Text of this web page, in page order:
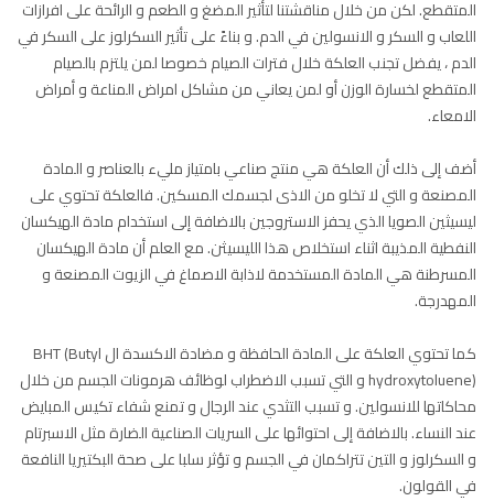
المتقطع. لكن من خلال مناقشتنا لتأثير المضغ و الطعم و الرائحة على افرازات
اللعاب و السكر و الانسولين في الدم. و بناءً على تأثير السكرلوز على السكر في
الدم ، يفضل تجنب العلكة خلال فترات الصيام خصوصا لمن يلتزم بالصيام
المتقطع لخسارة الوزن أو لمن يعاني من مشاكل امراض المناعة و أمراض
الامعاء.
أضف إلى ذلك أن العلكة هي منتج صناعي بامتياز مليء بالعناصر و المادة
المصنعة و التي لا تخلو من الاذى لجسمك المسكين. فالعلكة تحتوي على
ليسيثين الصويا الذي يحفز الاستروجين بالاضافة إلى استخدام مادة الهيكسان
النفطية المذيبة اثناء استخلاص هذا الليسيثن. مع العلم أن مادة الهيكسان
المسرطنة هي المادة المستخدمة لاذابة الاصماغ في الزيوت المصنعة و
المهدرجة.
كما تحتوي العلكة على المادة الحافظة و مضادة الاكسدة ال BHT (Butyl
hydroxytoluene) و التي تسبب الاضطراب لوظائف هرمونات الجسم من خلال
محاكاتها للانسولين. و تسبب التثدي عند الرجال و تمنع شفاء تكيس المبايض
عند النساء. بالاضافة إلى احتوائها على السريات الصناعية الضارة مثل الاسبرتام
و السكرلوز و التين تتراكمان في الجسم و تؤثر سلبا على صحة البكتيريا النافعة
في القولون.